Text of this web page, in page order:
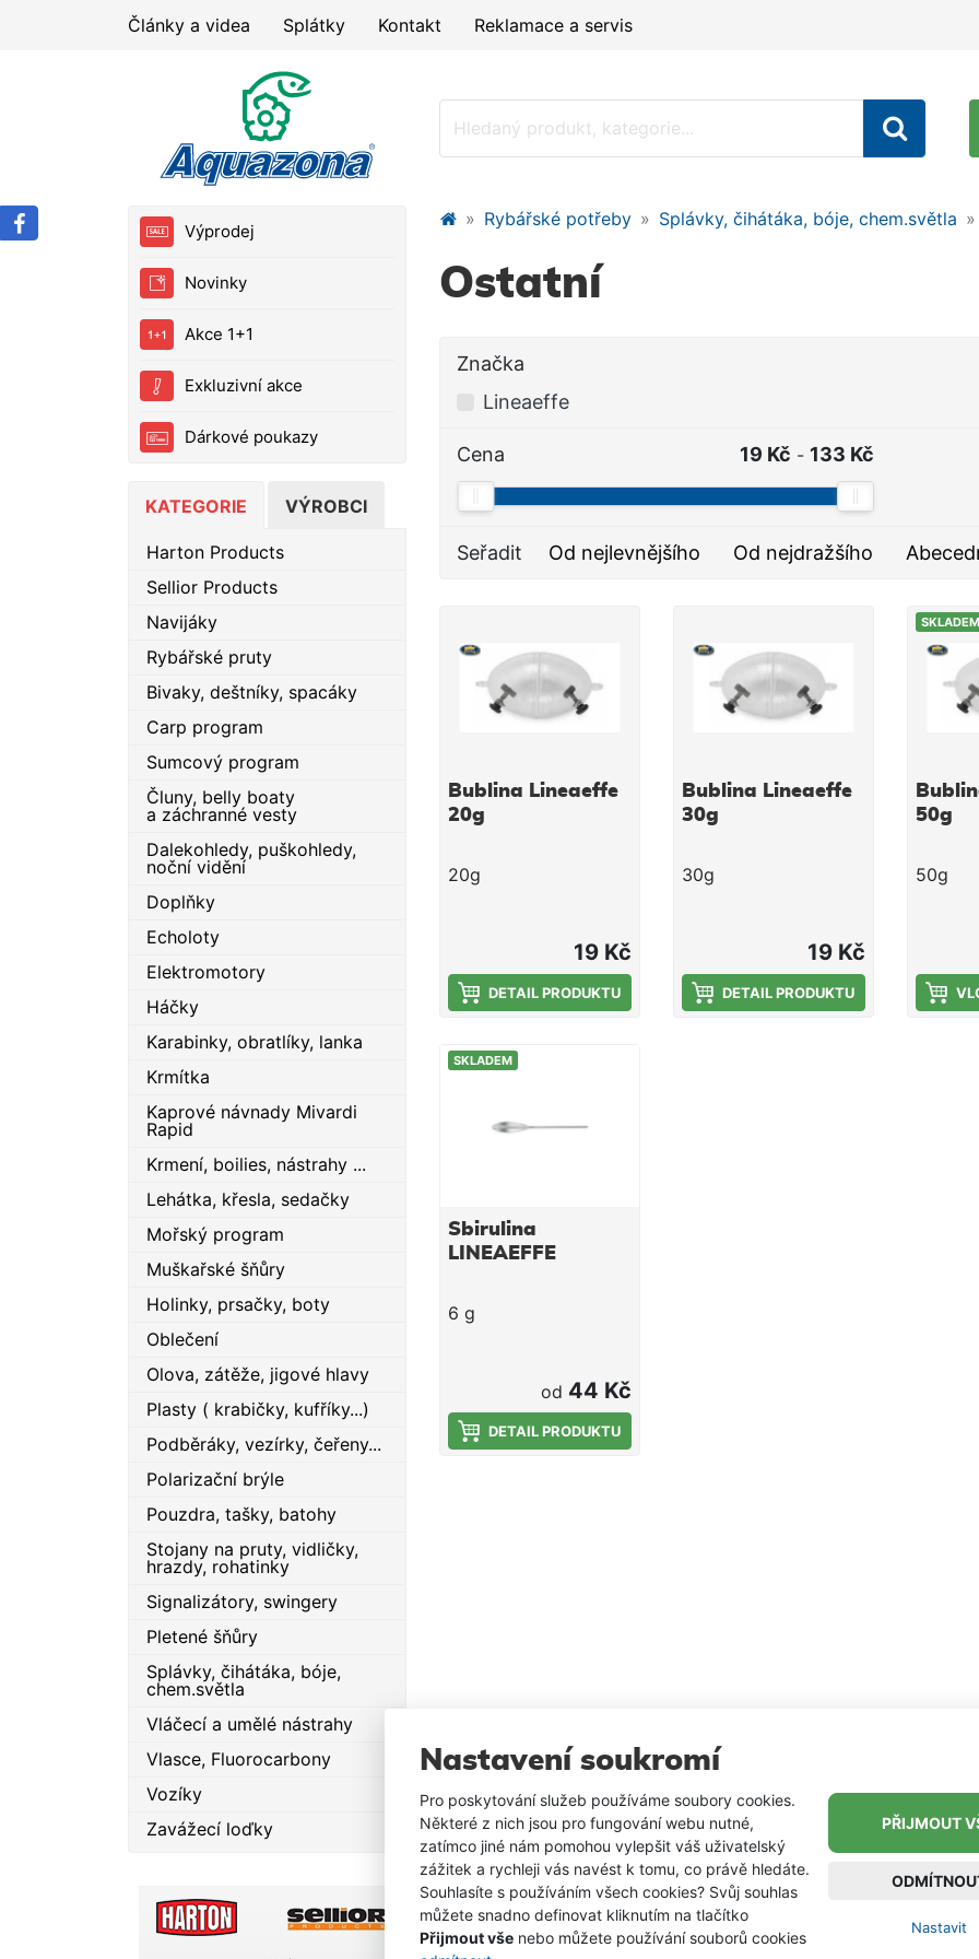
Nastavení soukromí
Pro poskytování služeb používáme soubory cookies.
Některé z nich jsou pro fungování webu nutné,
zatímco jiné nám pomohou vylepšit váš uživatelský
zážitek a rychleji vás navést k tomu, co právě hledáte.
Souhlasíte s používáním všech cookies? Svůj souhlas
můžete snadno definovat kliknutím na tlačítko
Přijmout vše nebo můžete používání souborů cookies
PŘIJMOUT
Nastavit
Články a videa Splátky Kontakt Reklamace a servis
Výprodej
Novinky
Akce 1+1
Exkluzivní akce
Dárkové poukazy
KATEGORIE VÝROBCI
Harton Products
Sellior Products
Navijáky
Rybářské pruty
Bivaky, deštníky, spacáky
Carp program
Sumcový program
Čluny, belly boaty
a záchranné vesty
Dalekohledy, puškohledy,
noční vidění
Doplňky
Echoloty
Elektromotory
Háčky
Karabinky, obratlíky, lanka
Krmítka
Kaprové návnady Mivardi
Rapid
Krmení, boilies, nástrahy ...
Lehátka, křesla, sedačky
Mořský program
Muškařské šňůry
Holinky, prsačky, boty
Oblečení
Olova, zátěže, jigové hlavy
Plasty ( krabičky, kufříky...)
Podběráky, vezírky, čeřeny...
Polarizační brýle
Pouzdra, tašky, batohy
Stojany na pruty, vidličky,
hrazdy, rohatinky
Signalizátory, swingery
Pletené šňůry
Splávky, čihátáka, bóje,
chem.světla
Vláčecí a umělé nástrahy
Vlasce, Fluorocarbony
Vozíky
Zavážecí loďky
Rybářské potřeby Splávky, čihátáka, bóje, chem.světla
Ostatní
Značka
Lineaeffe
Cena 19 Kč - 133 Kč
Seřadit Od nejlevnějšího Od nejdražšího
Bublina Lineaeffe
20g
20g
19 Kč
DETAIL PRODUKTU
Bublina Lineaeffe
30g
30g
19 Kč
DETAIL PRODUKTU
SKLADEM
50g
50g
SKLADEM
Sbirulina
LINEAEFFE
6 g
od 44 Kč
DETAIL PRODUKTU